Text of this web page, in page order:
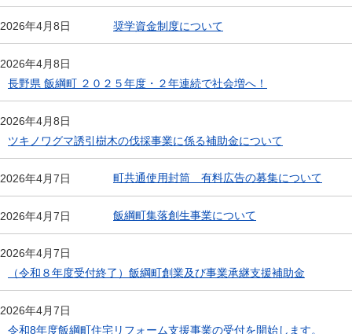
2026年4月8日 奨学資金制度について
2026年4月8日
長野県 飯綱町 ２０２５年度・２年連続で社会増へ！
2026年4月8日
ツキノワグマ誘引樹木の伐採事業に係る補助金について
2026年4月7日 町共通使用封筒 有料広告の募集について
2026年4月7日 飯綱町集落創生事業について
2026年4月7日
（令和８年度受付終了）飯綱町創業及び事業承継支援補助金
2026年4月7日
令和8年度飯綱町住宅リフォーム支援事業の受付を開始します。